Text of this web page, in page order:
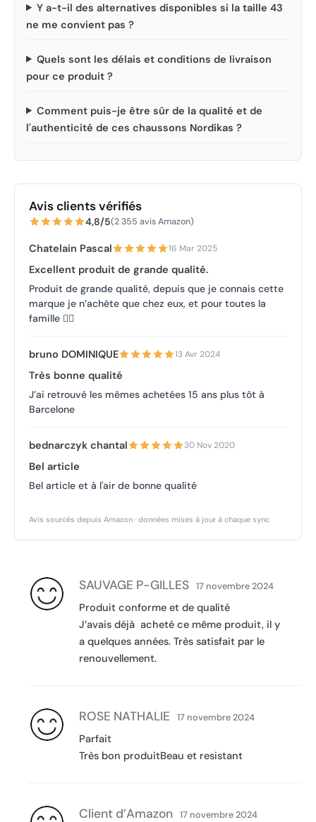
Y a-t-il des alternatives disponibles si la taille 43
ne me convient pas ?
Quels sont les délais et conditions de livraison
pour ce produit ?
Comment puis-je être sûr de la qualité et de
l'authenticité de ces chaussons Nordikas ?
Avis clients vérifiés
4,8/5(2 355 avis Amazon)
Chatelain Pascal 16 Mar 2025
Excellent produit de grande qualité.
Produit de grande qualité, depuis que je connais cette
marque je n’achète que chez eux, et pour toutes la
famille 👍🏻
bruno DOMINIQUE 13 Avr 2024
Très bonne qualité
J’ai retrouvé les mêmes achetées 15 ans plus tôt à
Barcelone
bednarczyk chantal 30 Nov 2020
Bel article
Bel article et à l'air de bonne qualité
Avis sourcés depuis Amazon · données mises à jour à chaque sync
SAUVAGE P-GILLES 17 novembre 2024
Produit conforme et de qualité
J’avais déjà acheté ce même produit, il y
a quelques années. Très satisfait par le
renouvellement.
ROSE NATHALIE 17 novembre 2024
Parfait
Très bon produitBeau et resistant
Client d’Amazon 17 novembre 2024